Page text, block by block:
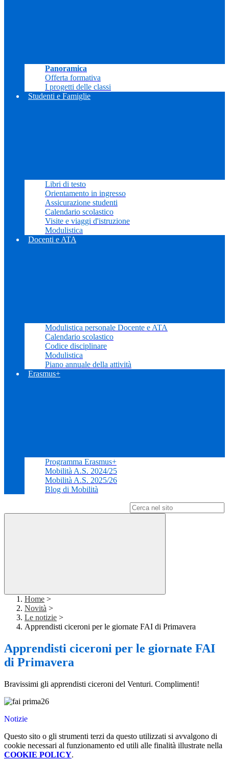
Panoramica
Offerta formativa
I progetti delle classi
Studenti e Famiglie
Libri di testo
Orientamento in ingresso
Assicurazione studenti
Calendario scolastico
Visite e viaggi d'istruzione
Modulistica
Docenti e ATA
Modulistica personale Docente e ATA
Calendario scolastico
Codice disciplinare
Modulistica
Piano annuale della attività
Erasmus+
Programma Erasmus+
Mobilità A.S. 2024/25
Mobilità A.S. 2025/26
Blog di Mobilità
Home >
Novità >
Le notizie >
Apprendisti ciceroni per le giornate FAI di Primavera
Apprendisti ciceroni per le giornate FAI
di Primavera
Bravissimi gli apprendisti ciceroni del Venturi. Complimenti!
Notizie
Questo sito o gli strumenti terzi da questo utilizzati si avvalgono di
cookie necessari al funzionamento ed utili alle finalità illustrate nella
COOKIE POLICY.